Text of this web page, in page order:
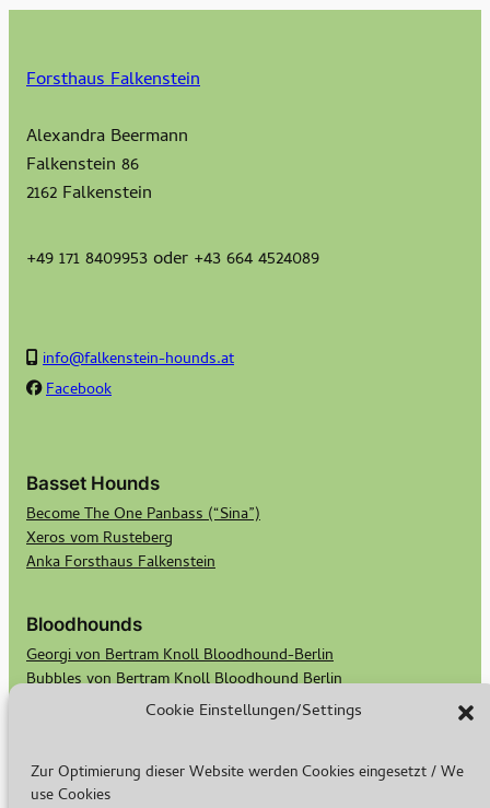
Cookie Einstellungen/Settings
Zur Optimierung dieser Website werden Cookies eingesetzt / We
use Cookies
Forsthaus Falkenstein
Alexandra Beermann
Falkenstein 86
2162 Falkenstein
+49 171 8409953 oder +43 664 4524089
info@falkenstein-hounds.at
Facebook
Basset Hounds
Become The One Panbass (“Sina”)
Xeros vom Rusteberg
Anka Forsthaus Falkenstein
Bloodhounds
Georgi von Bertram Knoll Bloodhound-Berlin
Bubbles von Bertram Knoll Bloodhound Berlin
Scotts Secret Keeper Madge
Rasse & Zucht